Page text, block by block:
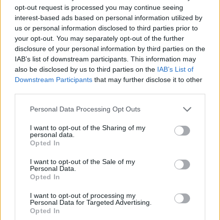
opt-out request is processed you may continue seeing
interest-based ads based on personal information utilized by
us or personal information disclosed to third parties prior to
your opt-out. You may separately opt-out of the further
disclosure of your personal information by third parties on the
IAB’s list of downstream participants. This information may
also be disclosed by us to third parties on the IAB’s List of
Downstream Participants that may further disclose it to other
Please note that this website/app uses one or more Google
not limited to your visit or usage behaviour. You may click to
grant or deny consent to Google and its third-party tags to
use your data for below specified purposes in below Google
consent section.
Personal Data Processing Opt Outs
I want to opt-out of the Sharing of my
personal data.
Opted In
I want to opt-out of the Sale of my
Personal Data.
Opted In
I want to opt-out of processing my
Personal Data for Targeted Advertising.
Opted In
könnyedebb kooperatív társasoktól. Itt nem mindig a
teljes siker a lényeg, hanem az, hogy milyen áron jutunk
el a következő fejezetig. Lehet, hogy egy forgatókönyv
végén rossz érzéssel pakolunk el, mert nem sikerült
minden nyomot megszerezni, valaki sérülten távozik, a
kampánynaplóba pedig bekerül egy kifejezetten
kudarc nem megszakítja a történetet, hanem módosítja.
Ez óriási különbség, és szerintem ezért tud az Arkham
Horror ennyire erősen működni azoknál, akik nem csak
nyerni akarnak, hanem átélni egy nyomasztó,
döntésekkel teli történetet.
A hangulat terén továbbra is nagyon erős a sorozat. A
kártyák illusztrációi, a helyszínek nevei, a történeti
szövegek és a mechanikák együtt építik fel azt az érzést,